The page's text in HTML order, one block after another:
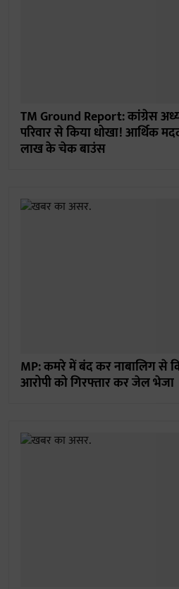
TM Ground Report: कांग्रेस
परिवार से किया धोखा! आर्थिक
लाख के चेक बाउंस
MP: कमरे में बंद कर नाबालिग से
आरोपी को गिरफ्तार कर जेल भेजा